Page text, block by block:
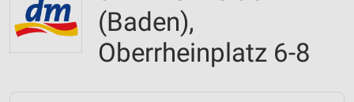
(Baden),
Oberrheinplatz 6-8